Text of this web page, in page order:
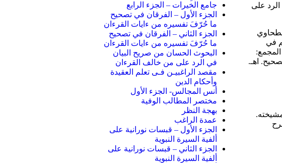
الرد على
في
اهـ.
جامع الخيرات – الجزء الرابع
الجزء الأول – الفرقان في تصحيح
ما حُرّفَ تفسيره من ءايات القرءان
الجزء الثاني – الفرقان في تصحيح
ما حُرّفَ تفسيره من ءايات القرءان
البحوث الحسان من صريح البيان
في الرد على من خالف القرءان
مقصد الراغبيـن فـى تعلم العقيدة
وأحكام الدين
أنس المجالس- الجزء الأول
مختصر المطالب الوفية
بهجة النظر
عمدة الراغب
الجزء الأول – قبسات نورانية على
ألفية السيرة النبوية
الجزء الثاني – قبسات نورانية على
ألفية السيرة النبوية